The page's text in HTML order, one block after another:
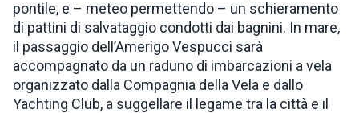
pontile, e – meteo permettendo – un schieramento
di pattini di salvataggio condotti dai bagnini. In mare,
il passaggio dell’Amerigo Vespucci sarà
accompagnato da un raduno di imbarcazioni a vela
organizzato dalla Compagnia della Vela e dallo
Yachting Club, a suggellare il legame tra la città e il